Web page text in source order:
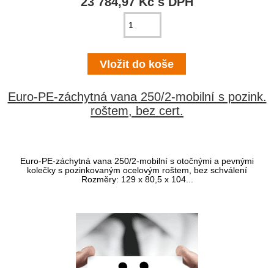
Euro-PE-záchytná vana 250/2-mobilní s pozink.
roštem, bez cert.
Euro-PE-záchytná vana 250/2-mobilní s otočnými a pevnými
kolečky s pozinkovaným ocelovým roštem, bez schválení
Rozměry: 129 x 80,5 x 104...